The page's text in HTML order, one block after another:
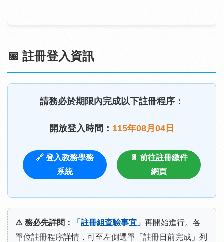
📅 註冊登入資訊
請務必於期限內完成以下註冊程序：
開放登入時間： 115年08月04日
🔗 登入教務學務
系統
📄 前往註冊繳件
網頁
⚠️ 務必先詳閱： 「註冊組查驗事宜」 再開始進行。各
單位註冊程序詳情，可至左側選單「註冊日前完成」列